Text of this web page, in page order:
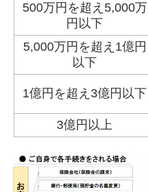
500万円を超え5,000万
円以下
5,000万円を超え1億円
以下
1億円を超え3億円以下
3億円以上